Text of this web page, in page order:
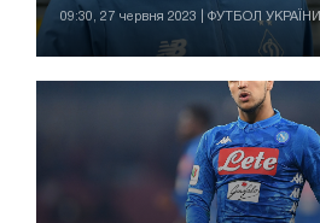
09:30, 27 червня 2023 | ФУТБОЛ УКРАЇНИ